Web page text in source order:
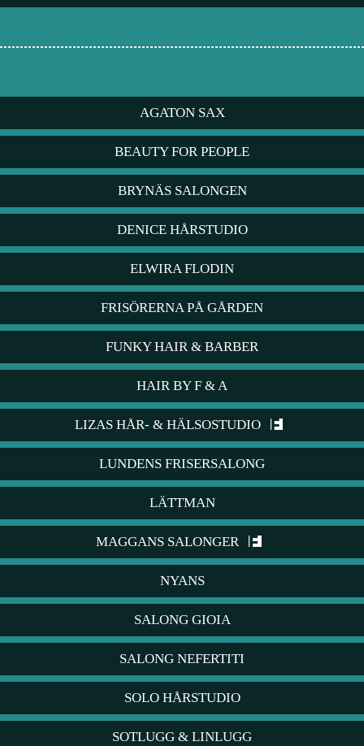
AGATON SAX
BEAUTY FOR PEOPLE
BRYNÄS SALONGEN
DENICE HÅRSTUDIO
ELWIRA FLODIN
FRISÖRERNA PÅ GÅRDEN
FUNKY HAIR & BARBER
HAIR BY F & A
LIZAS HÅR- & HÄLSOSTUDIO
LUNDENS FRISERSALONG
LÄTTMAN
MAGGANS SALONGER
NYANS
SALONG GIOIA
SALONG NEFERTITI
SOLO HÅRSTUDIO
SOTLUGG & LINLUGG